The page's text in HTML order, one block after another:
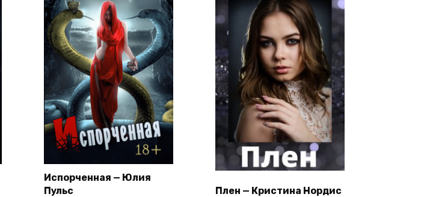
Испорченная — Юлия
Пульс
Плен — Кристина Нордис